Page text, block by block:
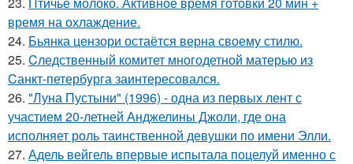
время на охлаждение.
24. Бьянка цензори остаётся верна своему стилю.
25. Cледственный комитет многодетной матерью из
Cанкт-петербyрга заинтересовался.
26. "Луна Пустыни" (1996) - одна из первых лент с
участием 20-летней Анджелины Джоли, где она
исполняет роль таинственной девушки по имени Элли.
27. Адель вейгель впервые испытала поцелуй именно с